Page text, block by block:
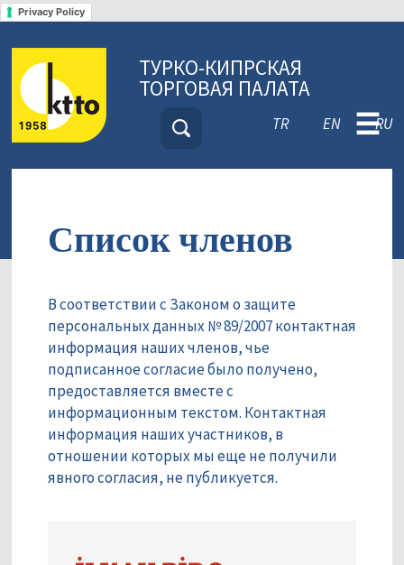
Privacy Policy
ТУРКО-КИПРСКАЯ
ТОРГОВАЯ ПАЛАТА
TR EN RU
☰
Список членов
В соответствии с Законом о защите
персональных данных № 89/2007 контактная
информация наших членов, чье
подписанное согласие было получено,
предоставляется вместе с
информационным текстом. Контактная
информация наших участников, в
отношении которых мы еще не получили
явного согласия, не публикуется.